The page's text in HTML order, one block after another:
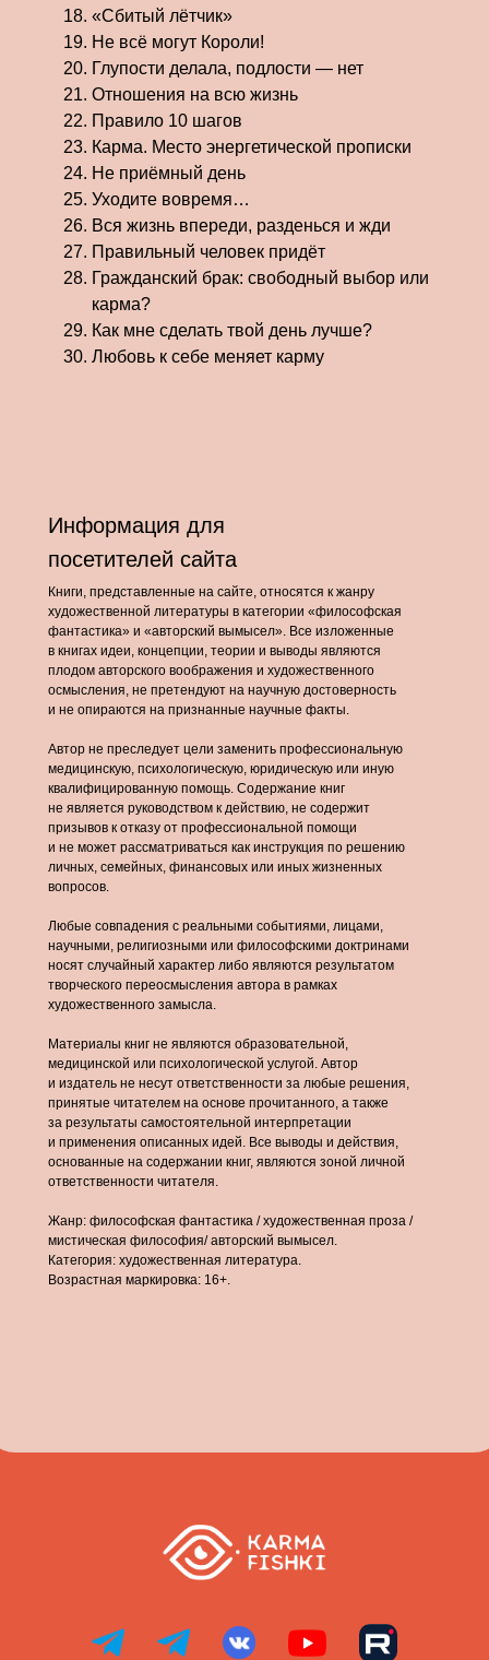
«Сбитый лётчик»
Не всё могут Короли!
Глупости делала, подлости — нет
Отношения на всю жизнь
Правило 10 шагов
Карма. Место энергетической прописки
Не приёмный день
Уходите вовремя…
Вся жизнь впереди, разденься и жди
Правильный человек придёт
Гражданский брак: свободный выбор или
карма?
Как мне сделать твой день лучше?
Любовь к себе меняет карму
Информация для
посетителей сайта
Книги, представленные на сайте, относятся к жанру
художественной литературы в категории «философская
фантастика» и «авторский вымысел». Все изложенные
в книгах идеи, концепции, теории и выводы являются
плодом авторского воображения и художественного
осмысления, не претендуют на научную достоверность
и не опираются на признанные научные факты.
Автор не преследует цели заменить профессиональную
медицинскую, психологическую, юридическую или иную
квалифицированную помощь. Содержание книг
не является руководством к действию, не содержит
призывов к отказу от профессиональной помощи
и не может рассматриваться как инструкция по решению
личных, семейных, финансовых или иных жизненных
вопросов.
Любые совпадения с реальными событиями, лицами,
научными, религиозными или философскими доктринами
носят случайный характер либо являются результатом
творческого переосмысления автора в рамках
художественного замысла.
Материалы книг не являются образовательной,
медицинской или психологической услугой. Автор
и издатель не несут ответственности за любые решения,
принятые читателем на основе прочитанного, а также
за результаты самостоятельной интерпретации
и применения описанных идей. Все выводы и действия,
основанные на содержании книг, являются зоной личной
ответственности читателя.
Жанр: философская фантастика / художественная проза /
мистическая философия/ авторский вымысел.
Категория: художественная литература.
Возрастная маркировка: 16+.